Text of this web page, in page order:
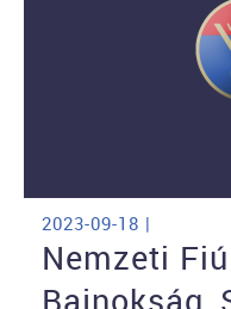
2023-09-18 |
Nemzeti